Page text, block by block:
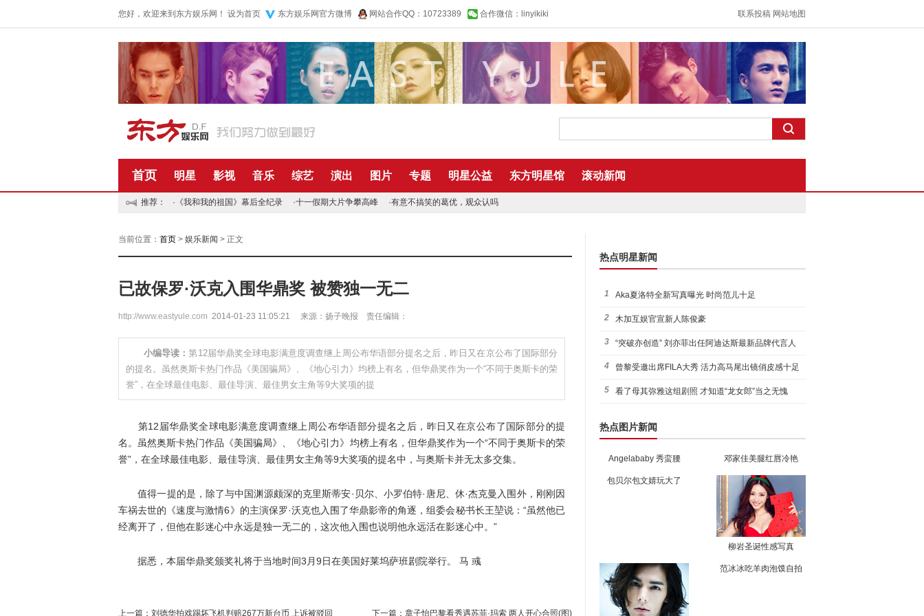
您好，欢迎来到东方娱乐网！ 设为首页 东方娱乐网官方微博 网站合作QQ：10723389 合作微信：linyikiki 联系投稿 网站地图
首页 明星 影视 音乐 综艺 演出 图片 专题 明星公益 东方明星馆 滚动新闻
推荐： · 《我和我的祖国》幕后全纪录 ·十一假期大片争攀高峰 ·有意不搞笑的葛优，观众认吗
当前位置： 首页 > 娱乐新闻 > 正文
已故保罗·沃克入围华鼎奖 被赞独一无二
http://www.eastyule.com 2014-01-23 11:05:21 来源：扬子晚报 责任编辑：
小编导读：第12届华鼎奖全球电影满意度调查继上周公布华语部分提名之后，昨日又在京公布了国际部分
的提名。虽然奥斯卡热门作品《美国骗局》、《地心引力》均榜上有名，但华鼎奖作为一个“不同于奥斯卡的荣
誉”，在全球最佳电影、最佳导演、最佳男女主角等9大奖项的提
第12届华鼎奖全球电影满意度调查继上周公布华语部分提名之后，昨日又在京公布了国际部分的提
名。虽然奥斯卡热门作品《美国骗局》、《地心引力》均榜上有名，但华鼎奖作为一个“不同于奥斯卡的荣
誉”，在全球最佳电影、最佳导演、最佳男女主角等9大奖项的提名中，与奥斯卡并无太多交集。
值得一提的是，除了与中国渊源颇深的克里斯蒂安·贝尔、小罗伯特·唐尼、休·杰克曼入围外，刚刚因
车祸去世的《速度与激情6》的主演保罗·沃克也入围了华鼎影帝的角逐，组委会秘书长王堃说：“虽然他已
经离开了，但他在影迷心中永远是独一无二的，这次他入围也说明他永远活在影迷心中。”
据悉，本届华鼎奖颁奖礼将于当地时间3月9日在美国好莱坞萨班剧院举行。 马 彧
上一篇： 刘德华拍戏踢坏飞机判赔267万新台币 上诉被驳回 下一篇： 章子怡巴黎看秀遇苏菲·玛索 两人开心合照(图)
热点明星新闻
1 Aka夏洛特全新写真曝光 时尚范儿十足
2 木加互娱官宣新人陈俊豪
3 “突破亦创造” 刘亦菲出任阿迪达斯最新品牌代言人
引爆
4 曾黎受邀出席FILA大秀 活力高马尾出镜俏皮感十足
5 看了母其弥雅这组剧照 才知道“龙女郎”当之无愧
热点图片新闻
Angelababy 秀蛮腰 邓家佳美腿红唇冷艳
包贝尔包文婧玩大了
柳岩圣诞性感写真
范冰冰吃羊肉泡馍自拍